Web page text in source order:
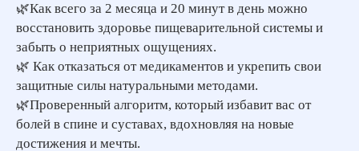
🌿Как всего за 2 месяца и 20 минут в день можно
восстановить здоровье пищеварительной системы и
забыть о неприятных ощущениях.
🌿 Как отказаться от медикаментов и укрепить свои
защитные силы натуральными методами.
🌿Проверенный алгоритм, который избавит вас от
болей в спине и суставах, вдохновляя на новые
достижения и мечты.